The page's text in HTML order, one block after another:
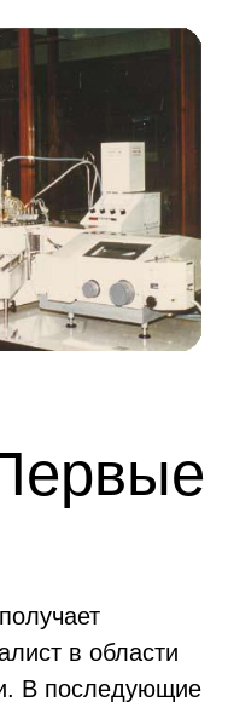
в области
В последующие